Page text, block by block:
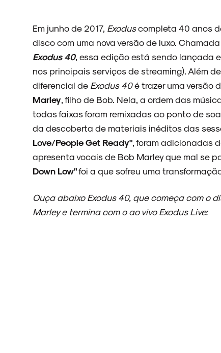
ENTREVISTAS
ESPECIAIS
Em junho de 2017, Exoduscompleta 40 anos
disco com uma nova versão de luxo.
Exodus 40, essa edição está sendo lançada
nos principais serviços de streaming). Além
diferencial de Exodus 40é trazer uma versão
Marley , filho de Bob. Nela, a ordem das
todas faixas foram remixadas ao ponto de
da descoberta de materiais inéditos das
Love/People Get Ready" , foram adicionadas
apresenta vocais de Bob Marley que mal se
Down Low"foi a que sofreu uma
Ouça abaixo Exodus 40, que começa com o
Marley e termina com o ao vivo Exodus Live: